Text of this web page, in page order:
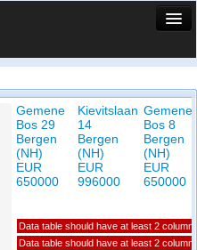
Gemene
Bos 29
Bergen
(NH)
EUR
650000
Kievitslaan
14
Bergen
(NH)
EUR
996000
Gemene
Bos 8
Bergen
(NH)
EUR
650000
Data table should have at least 2
Data table should have at least 2